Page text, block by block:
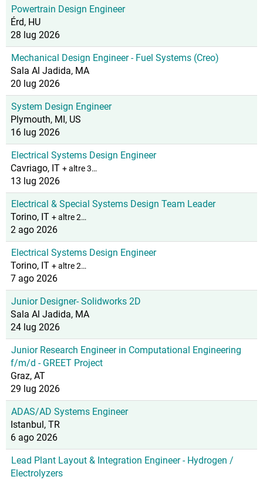
Powertrain Design Engineer
Érd, HU
28 lug 2026
Mechanical Design Engineer - Fuel Systems (Creo)
Sala Al Jadida, MA
20 lug 2026
System Design Engineer
Plymouth, MI, US
16 lug 2026
Electrical Systems Design Engineer
Cavriago, IT + altre 3…
13 lug 2026
Electrical & Special Systems Design Team Leader
Torino, IT + altre 2…
2 ago 2026
Electrical Systems Design Engineer
Torino, IT + altre 2…
7 ago 2026
Junior Designer- Solidworks 2D
Sala Al Jadida, MA
24 lug 2026
Junior Research Engineer in Computational Engineering
f/m/d - GREET Project
Graz, AT
29 lug 2026
ADAS/AD Systems Engineer
Istanbul, TR
6 ago 2026
Lead Plant Layout & Integration Engineer - Hydrogen /
Electrolyzers